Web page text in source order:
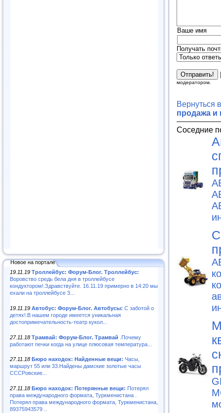
Новое на портале
19.11.19 Троллейбус: Форум-Блог. Троллейбус:
Воровство средь бела дня в троллейбусе
кондуктором!.Здравствуйте. 16.11.19 примерно в 14:20 мы
ехали на троллейбусе 3...
19.11.19 Автобус: Форум-Блог. Автобусы: С заботой о
детях!.В нашем городе имеется уникальная
достопримечательность-театр кукол...
27.11.18 Трамвай: Форум-Блог. Трамвай .Почему
работают печки когда на улице плюсовая температура...
27.11.18 Бюро находок: Найденные вещи: Часы,
маршрут 55 или 33.Найдены дамские золотые часы
СССРовские...
27.11.18 Бюро находок: Потерянные вещи: Потерял
права международного формата, Туркменистана .
Потерял права международного формата, Туркменистана,
89375943579 ..
Ваше имя
Получать
модератором.
Вернуться
продажа и
Соседние